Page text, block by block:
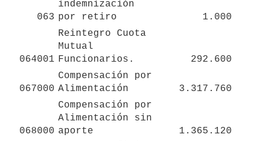
063
indemnización
por retiro
1.000
064001
Reintegro Cuota
Mutual
Funcionarios.
292.600
067000
Compensación por
Alimentación
3.317.760
068000
Compensación por
Alimentación sin
aporte
1.365.120